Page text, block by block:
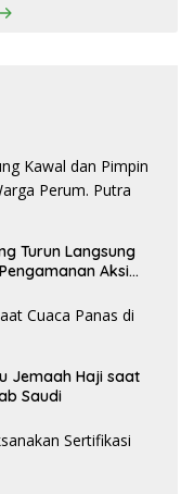
Turun Langsung
Aksi
Kota Batam
Jemaah Haji saat
Saudi